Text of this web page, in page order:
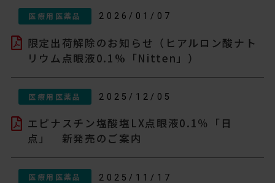
2026/01/07
医療用医薬品
限定出荷解除のお知らせ（ヒアルロン酸ナト
リウム点眼液0.1%「Nitten」）
2025/12/05
医療用医薬品
エピナスチン塩酸塩LX点眼液0.1％「日
点」 新発売のご案内
2025/11/17
医療用医薬品